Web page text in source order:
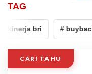
TAG
kinerja bri #
CARI TAHU